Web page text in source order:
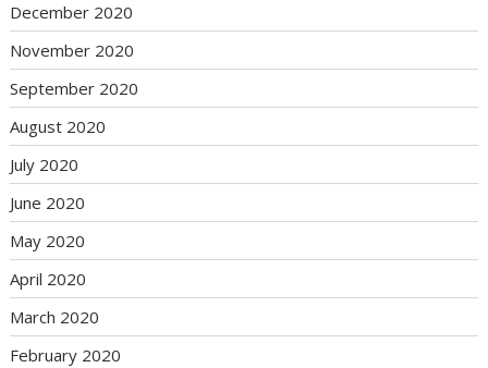
December 2020
November 2020
September 2020
August 2020
July 2020
June 2020
May 2020
April 2020
March 2020
February 2020